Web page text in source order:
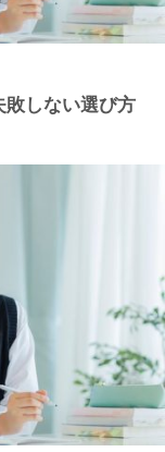
敗しない選び方